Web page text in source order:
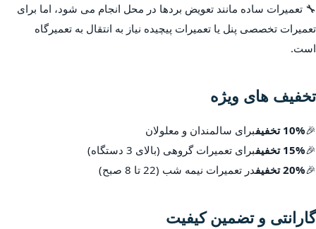
🔧 تعمیرات ساده مانند تعویض بردها در محل انجام می شود، اما برای
تعمیرات تخصصی پنل یا تعمیرات پیچیده نیاز به انتقال به تعمیرگاه
است.
تخفیف های ویژه
🎉10% تخفیف
برای سالمندان و معلولان
🎉15% تخفیف
برای تعمیرات گروهی (بالای 3 دستگاه)
🎉20% تخفیف در تعمیرات نیمه شب (22 تا 8 صبح)
گارانتی و تضمین کیفیت